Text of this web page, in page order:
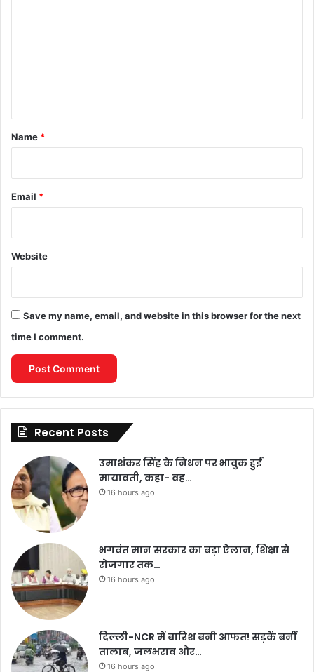
*
Name *
Email *
Website
Save my name, email, and website in this browser for the next
time I comment.
Recent Posts
उमाशंकर सिंह के निधन पर भावुक हुईं
मायावती, कहा- वह…
16 hours ago
भगवंत मान सरकार का बड़ा ऐलान, शिक्षा से
रोजगार तक…
16 hours ago
दिल्ली-NCR में बारिश बनी आफत! सड़कें बनीं
तालाब, जलभराव और…
16 hours ago